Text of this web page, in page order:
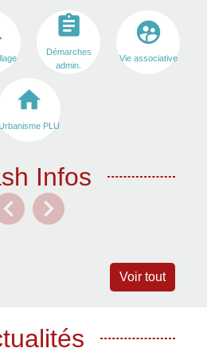
assignment
Démarches
admin.
supervised_user_circle
Vie associative
home
PLU
Infos
Previous
chevron_right
Next
Voir tout